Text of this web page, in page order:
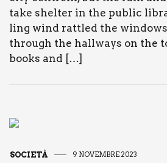
take shel­ter in the public
ling wind rat­tled the
throu­gh the hall­ways on the
books and […]
SOCIETÀ 9 NOVEMBRE 2023